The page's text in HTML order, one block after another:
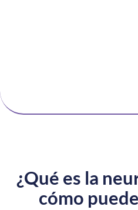
¿Qué es la
cómo